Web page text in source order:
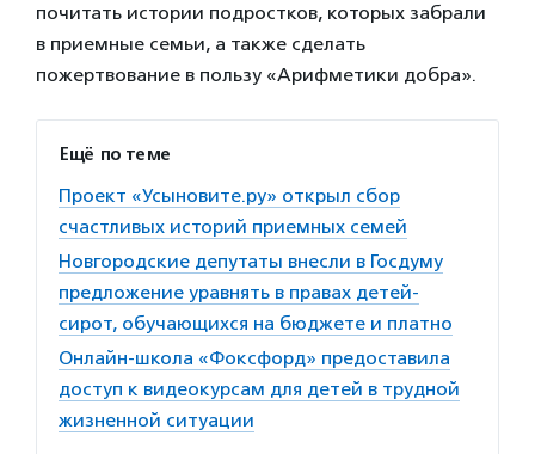
почитать истории подростков, которых забрали
в приемные семьи, а также сделать
пожертвование в пользу «Арифметики добра».
Ещё по теме
Проект «Усыновите.ру» открыл сбор
счастливых историй приемных семей
Новгородские депутаты внесли в Госдуму
предложение уравнять в правах детей-
сирот, обучающихся на бюджете и платно
Онлайн-школа «Фоксфорд» предоставила
доступ к видеокурсам для детей в трудной
жизненной ситуации